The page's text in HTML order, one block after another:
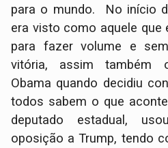
para o mundo. No início
era visto como aquele que
para fazer volume e
vitória, assim também
Obama quando decidiu
todos sabem o que
deputado estadual,
oposição a Trump, tendo